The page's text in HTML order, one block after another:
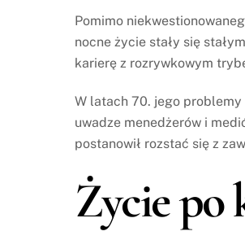
Pomimo
nocne życie stały się
karierę z rozrywkowym
W latach 70. jego problemy
uwadze menedżerów i
postanowił rozstać się z
Życie po